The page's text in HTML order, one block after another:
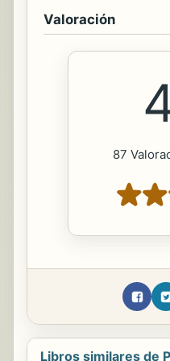
Valoración
87
Libros similares de